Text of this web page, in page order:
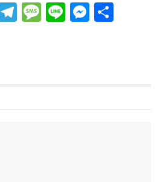
T
M
Li
M